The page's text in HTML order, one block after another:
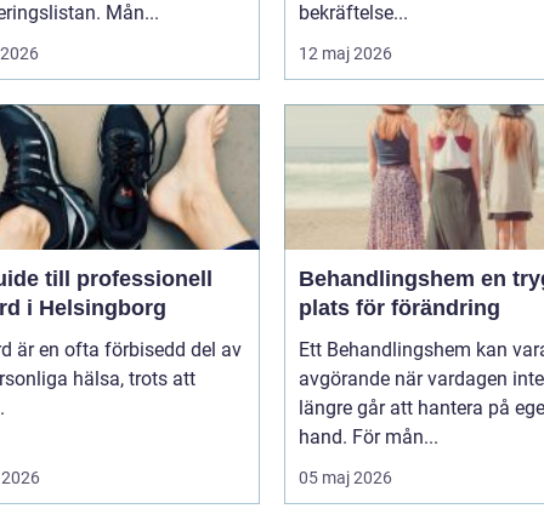
Mån...
bekräftelse...
12 maj 2026
till professionell
i Helsingborg
är en ofta förbisedd del av
hälsa, trots att
Behandlingshem en trygg
plats för förändring
Ett Behandlingshem kan
avgörande när vardagen inte
längre går att hantera på
hand. För mån...
05 maj 2026